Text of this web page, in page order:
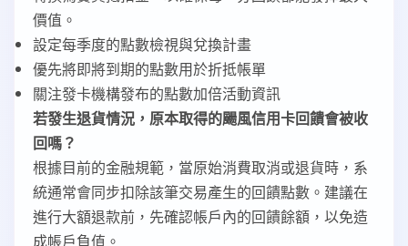
價值。
設定每季度的點數檢視與兌換計畫
優先將即將到期的點數用於折抵帳單
關注發卡機構發布的點數加倍活動資訊
若發生退貨情況，原本取得的颺風信用卡回饋會被收
回嗎？
根據目前的金融規範，當原始消費取消或退貨時，系
統通常會同步扣除該筆交易產生的回饋點數。建議在
進行大額退款前，先確認帳戶內的回饋餘額，以免造
成帳戶負值。